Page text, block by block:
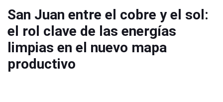
San Juan entre el cobre y el sol:
el rol clave de las energías
limpias en el nuevo mapa
productivo